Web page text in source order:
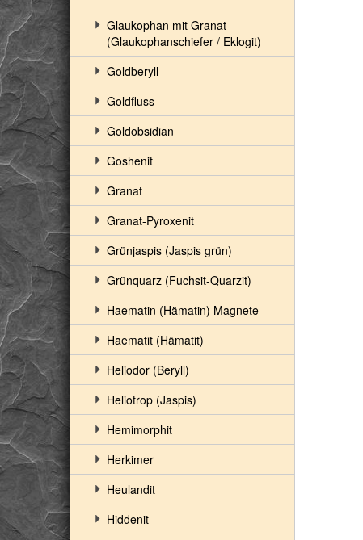
Glaukophan mit Granat
(Glaukophanschiefer / Eklogit)
Goldberyll
Goldfluss
Goldobsidian
Goshenit
Granat
Granat-Pyroxenit
Grünjaspis (Jaspis grün)
Grünquarz (Fuchsit-Quarzit)
Haematin (Hämatin) Magnete
Haematit (Hämatit)
Heliodor (Beryll)
Heliotrop (Jaspis)
Hemimorphit
Herkimer
Heulandit
Hiddenit